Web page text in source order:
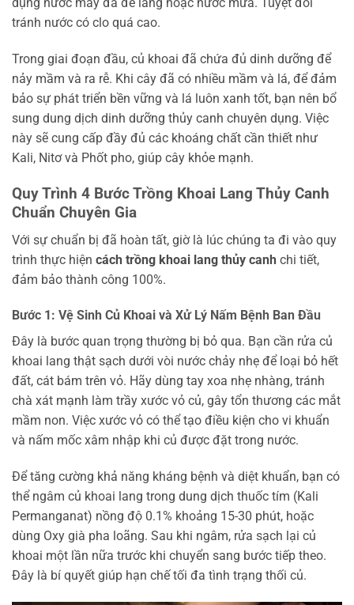
dụng nước máy đã để lắng hoặc nước mưa. Tuyệt đối
tránh nước có clo quá cao.
Trong giai đoạn đầu, củ khoai đã chứa đủ dinh dưỡng để
nảy mầm và ra rễ. Khi cây đã có nhiều mầm và lá, để đảm
bảo sự phát triển bền vững và lá luôn xanh tốt, bạn nên bổ
sung dung dịch dinh dưỡng thủy canh chuyên dụng. Việc
này sẽ cung cấp đầy đủ các khoáng chất cần thiết như
Kali, Nitơ và Phốt pho, giúp cây khỏe mạnh.
Quy Trình 4 Bước Trồng Khoai Lang Thủy Canh
Chuẩn Chuyên Gia
Với sự chuẩn bị đã hoàn tất, giờ là lúc chúng ta đi vào quy
trình thực hiện cách trồng khoai lang thủy canh chi tiết,
đảm bảo thành công 100%.
Bước 1: Vệ Sinh Củ Khoai và Xử Lý Nấm Bệnh Ban Đầu
Đây là bước quan trọng thường bị bỏ qua. Bạn cần rửa củ
khoai lang thật sạch dưới vòi nước chảy nhẹ để loại bỏ hết
đất, cát bám trên vỏ. Hãy dùng tay xoa nhẹ nhàng, tránh
chà xát mạnh làm trầy xước vỏ củ, gây tổn thương các mắt
mầm non. Việc xước vỏ có thể tạo điều kiện cho vi khuẩn
và nấm mốc xâm nhập khi củ được đặt trong nước.
Để tăng cường khả năng kháng bệnh và diệt khuẩn, bạn có
thể ngâm củ khoai lang trong dung dịch thuốc tím (Kali
Permanganat) nồng độ 0.1% khoảng 15-30 phút, hoặc
dùng Oxy già pha loãng. Sau khi ngâm, rửa sạch lại củ
khoai một lần nữa trước khi chuyển sang bước tiếp theo.
Đây là bí quyết giúp hạn chế tối đa tình trạng thối củ.